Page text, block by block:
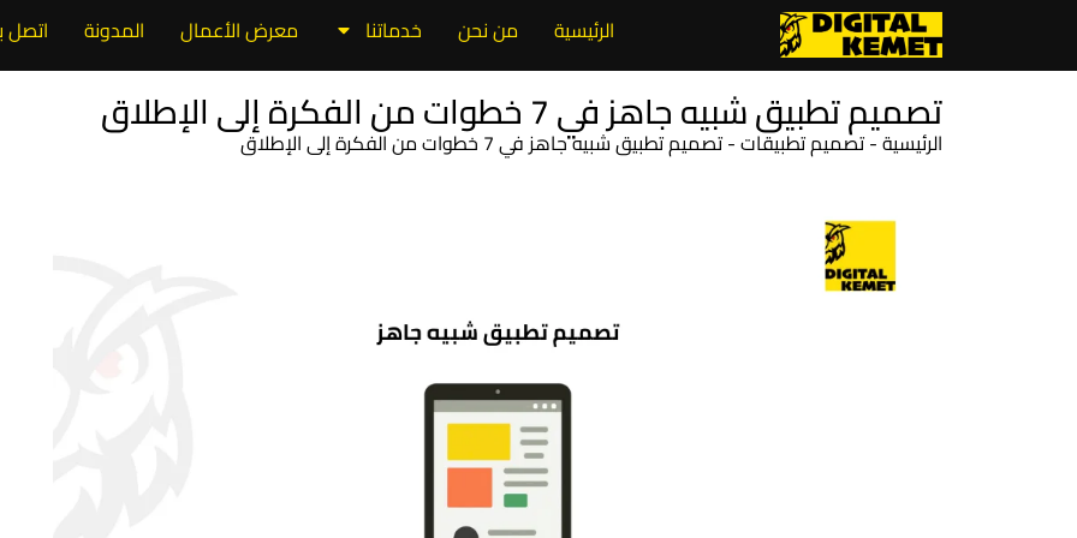
الرئيسية من نحن خدماتنا معرض الأعمال المدونة اتصل
تصميم تطبيق شبيه جاهز في 7 خطوات من الفكرة إلى الإطلاق
الرئيسية-تصميم تطبيقات-تصميم تطبيق شبيه جاهز في 7 خطوات من الفكرة إلى الإطلاق